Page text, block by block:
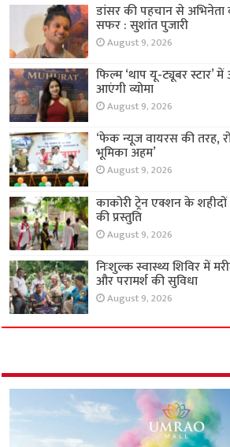
डांसर की पहचान से अभिनेता
सफर : सुशांत पुजारी
August 9, 2026
फिल्म ‘थाप यू-ट्यूबर स्टार’
आएंगी व्योमा
August 9, 2026
‘फेक न्यूज वायरस की तरह,
भूमिका अहम’
August 9, 2026
काकोरी ट्रेन एक्शन के
की प्रस्तुति
August 9, 2026
निःशुल्क स्वास्थ्य शिविर में
और परामर्श की सुविधा
August 9, 2026